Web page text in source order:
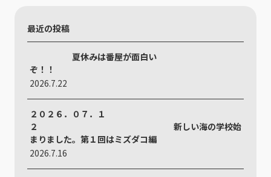
最近の投稿
夏休みは番屋が面白い
ぞ！！
2026.7.22
２０２６．０７．１
２ 新しい海の学校始
まりました。第１回はミズダコ編
2026.7.16